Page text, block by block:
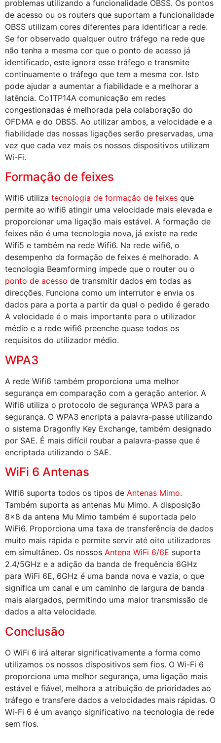
problemas utilizando a funcionalidade OBSS. Os pontos
de acesso ou os routers que suportam a funcionalidade
OBSS utilizam cores diferentes para identificar a rede.
Se for observado qualquer outro tráfego na rede que
não tenha a mesma cor que o ponto de acesso já
identificado, este ignora esse tráfego e transmite
continuamente o tráfego que tem a mesma cor. Isto
pode ajudar a aumentar a fiabilidade e a melhorar a
latência. Co1TP14A comunicação em redes
congestionadas é melhorada pela colaboração do
OFDMA e do OBSS. Ao utilizar ambos, a velocidade e a
fiabilidade das nossas ligações serão preservadas, uma
vez que cada vez mais os nossos dispositivos utilizam
Wi-Fi.
Formação de feixes
Wifi6 utiliza tecnologia de formação de feixes que
permite ao wifi6 atingir uma velocidade mais elevada e
proporcionar uma ligação mais estável. A formação de
feixes não é uma tecnologia nova, já existe na rede
Wifi5 e também na rede Wifi6. Na rede wifi6, o
desempenho da formação de feixes é melhorado. A
tecnologia Beamforming impede que o router ou o
ponto de acesso de transmitir dados em todas as
direcções. Funciona como um interrutor e envia os
dados para a porta a partir da qual o pedido é gerado
A velocidade é o mais importante para o utilizador
médio e a rede wifi6 preenche quase todos os
requisitos do utilizador médio.
WPA3
A rede Wifi6 também proporciona uma melhor
segurança em comparação com a geração anterior. A
Wifi6 utiliza o protocolo de segurança WPA3 para a
segurança. O WPA3 encripta a palavra-passe utilizando
o sistema Dragonfly Key Exchange, também designado
por SAE. É mais difícil roubar a palavra-passe que é
encriptada utilizando o SAE.
WiFi 6 Antenas
WIfi6 suporta todos os tipos de Antenas Mimo.
Também suporta as antenas Mu Mimo. A disposição
8×8 da antena Mu Mimo também é suportada pelo
WiFi6. Proporciona uma taxa de transferência de dados
muito mais rápida e permite servir até oito utilizadores
em simultâneo. Os nossos Antena WiFi 6/6E suporta
2.4/5GHz e a adição da banda de frequência 6GHz
para WiFi 6E, 6GHz é uma banda nova e vazia, o que
significa um canal e um caminho de largura de banda
mais alargados, permitindo uma maior transmissão de
dados a alta velocidade.
Conclusão
O WiFi 6 irá alterar significativamente a forma como
utilizamos os nossos dispositivos sem fios. O Wi-Fi 6
proporciona uma melhor segurança, uma ligação mais
estável e fiável, melhora a atribuição de prioridades ao
tráfego e transfere dados a velocidades mais rápidas. O
Wi-Fi 6 é um avanço significativo na tecnologia de rede
sem fios.